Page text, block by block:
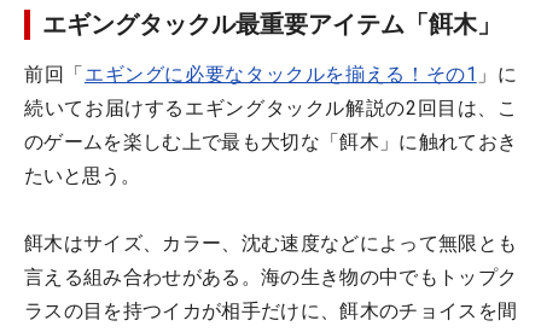
エギングタックル最重要アイテム「餌木」
前回「エギングに必要なタックルを揃える！その1 」に
続いてお届けするエギングタックル解説の2回目は、こ
のゲームを楽しむ上で最も大切な「餌木」に触れておき
たいと思う。
餌木はサイズ、カラー、沈む速度などによって無限とも
言える組み合わせがある。海の生き物の中でもトップク
ラスの目を持つイカが相手だけに、餌木のチョイスを間